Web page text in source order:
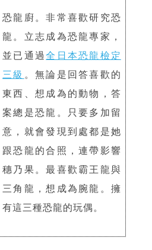
恐龍廚。非常喜歡研究恐
龍。立志成為恐龍專家，
並已通過全日本恐龍檢定
三級 。無論是回答喜歡的
東西、想成為的動物，答
案總是恐龍。只要多加留
意，就會發現到處都是她
跟恐龍的合照，連帶影響
穗乃果。最喜歡霸王龍與
三角龍，想成為腕龍。擁
有這三種恐龍的玩偶。